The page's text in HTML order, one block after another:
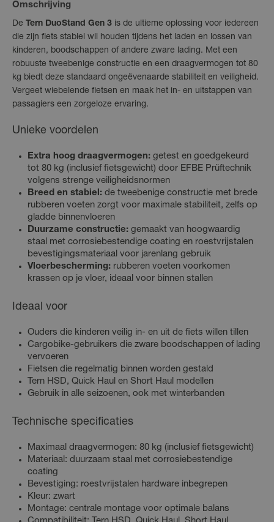
Omschrijving
De Tern DuoStand Gen 3 is de ultieme oplossing voor iedereen
die zijn fiets stabiel wil houden tijdens het laden en lossen van
kinderen, boodschappen of andere zware lading. Met een
robuuste tweebenige constructie en een draagvermogen tot 80
kg biedt deze standaard ongeëvenaarde stabiliteit en veiligheid.
Vergeet wiebelende fietsen en maak het in- en uitstappen van
passagiers een zorgeloze ervaring.
Unieke voordelen
Extra hoog draagvermogen: getest en goedgekeurd
tot 80 kg (inclusief fietsgewicht) door EFBE Prüftechnik
volgens strenge veiligheidsnormen
Breed en stabiel: de tweebenige constructie met brede
rubberen voeten zorgt voor maximale stabiliteit, zelfs op
gladde binnenvloeren
Duurzame constructie: gemaakt van hoogwaardig
staal met corrosiebestendige coating en roestvrijstalen
bevestigingsmateriaal voor jarenlang gebruik
Vloerbescherming: rubberen voeten voorkomen
krassen op je vloer, ideaal voor binnen stallen
Ideaal voor
Ouders die kinderen veilig in- en uit de fiets willen tillen
Cargobike-gebruikers die zware boodschappen of lading
vervoeren
Fietsen die regelmatig binnen worden gestald
Tern HSD, Quick Haul en Short Haul modellen
Gebruik in alle seizoenen, ook met winterbanden
Technische specificaties
Maximaal draagvermogen: 80 kg (inclusief fietsgewicht)
Materiaal: duurzaam staal met corrosiebestendige
coating
Bevestiging: roestvrijstalen hardware inbegrepen
Kleur: zwart
Montage: centrale montage voor optimale balans